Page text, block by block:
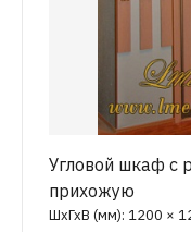
Угловой шкаф с
прихожую
ШхГхВ (мм): 1200 ×